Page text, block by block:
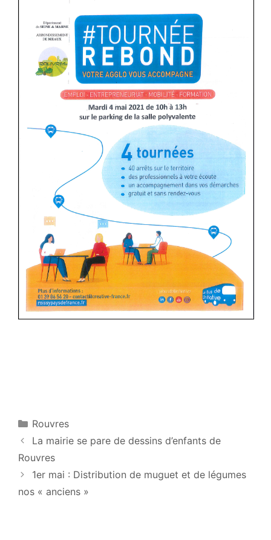
Catégories
Rouvres
La mairie se pare de dessins d’enfants de
Rouvres
1er mai : Distribution de muguet et de légumes
nos « anciens »